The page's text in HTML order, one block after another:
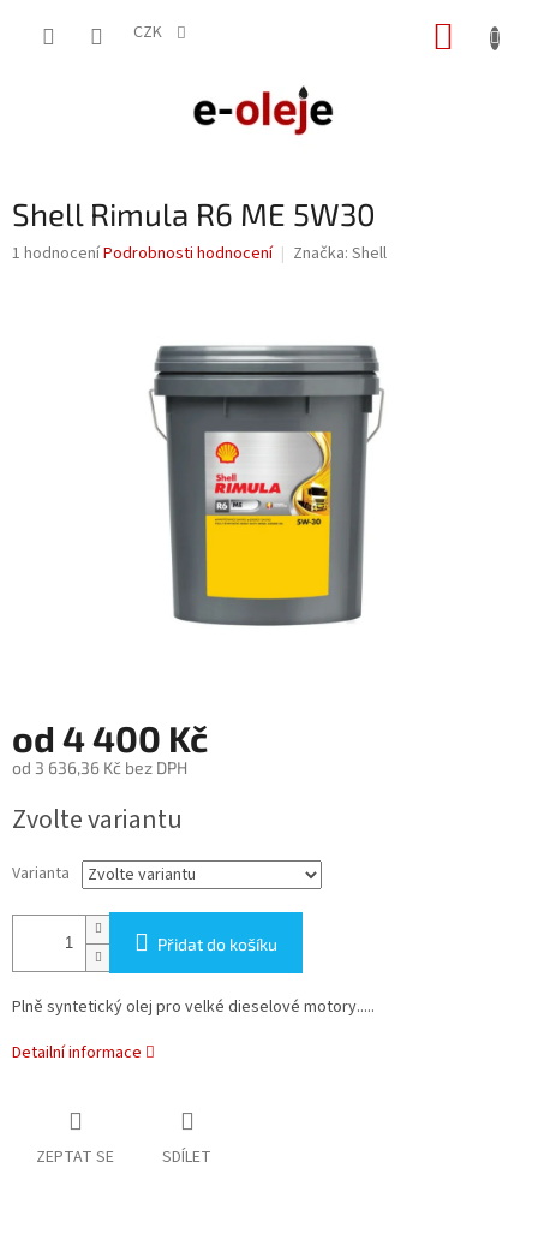
CZK
Shell Rimula R6 ME 5W30
Průměrné
1 hodnoceníPodrobnosti hodnocení Značka: Shell
od 4 400 Kč
od 3 636,36 Kč bez DPH
cena:
Zvolte variantu
Varianta
Přidat do košíku
Plně syntetický olej pro velké dieselové motory.....
Detailní informace
ZEPTAT SE SDÍLET